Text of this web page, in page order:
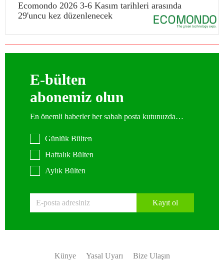
Ecomondo 2026 3-6 Kasım tarihleri arasında
29'uncu kez düzenlenecek
E-bülten
abonemiz olun
En önemli haberler her sabah posta kutunuzda…
Günlük Bülten
Haftalık Bülten
Aylık Bülten
Kayıt ol
Künye Yasal Uyarı Bize Ulaşın